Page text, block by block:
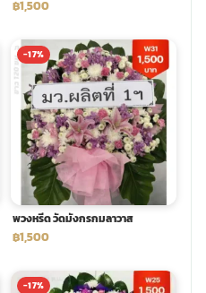
฿1,500
-17%
พวงหรีด วัดมังกรกมลาวาส
฿1,500
-17%